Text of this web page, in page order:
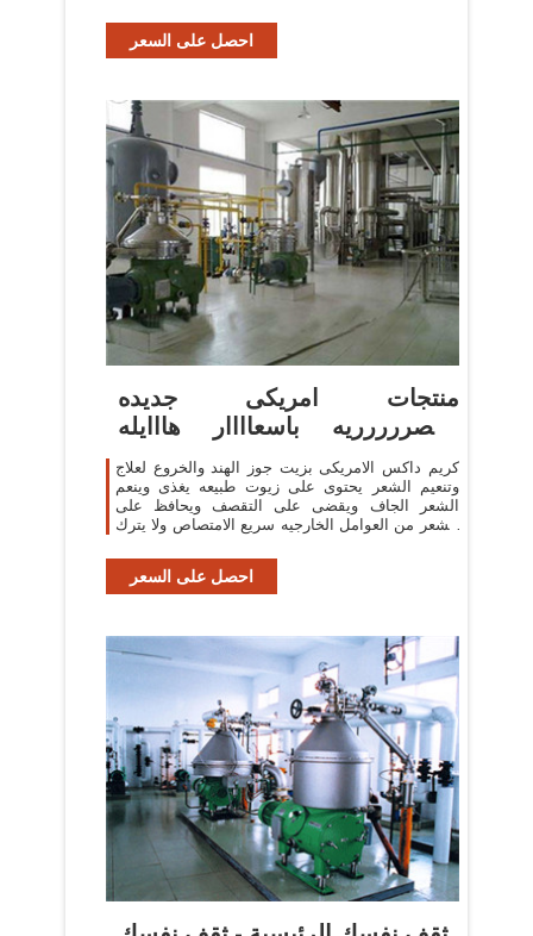
احصل على السعر
منتجات امريكى جديده
وحصررررريه باسعاااار هااايله
الحقوا
كريم داكس الامريكى بزيت جوز الهند والخروع لعلاج
وتنعيم الشعر يحتوى على زيوت طبيعه يغذى وينعم
الشعر الجاف ويقضى على التقصف ويحافظ على
الشعر من العوامل الخارجيه سريع الامتصاص ولا يترك
احصل على السعر